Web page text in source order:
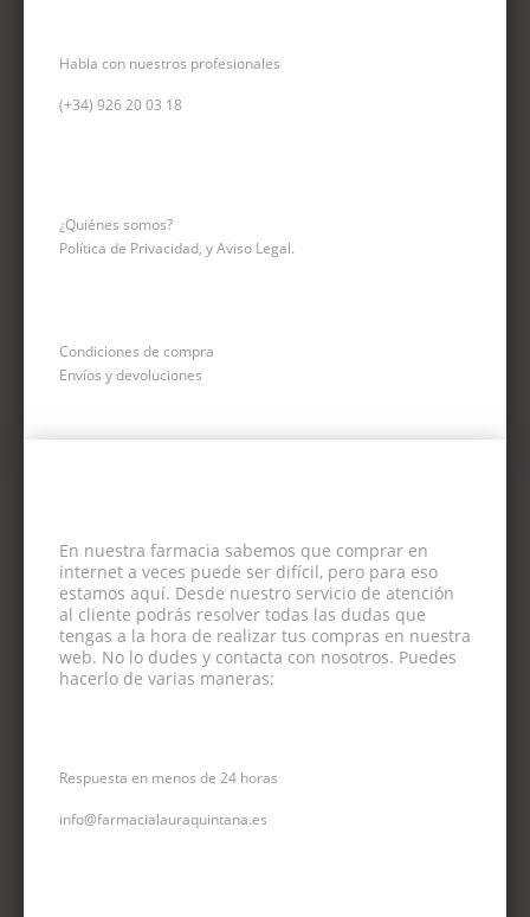
Habla con nuestros profesionales
(+34) 926 20 03 18
¿Quiénes somos?
Política de Privacidad, y Aviso Legal.
Condiciones de compra
Envíos y devoluciones
En nuestra farmacia sabemos que comprar en
internet a veces puede ser difícil, pero para eso
estamos aquí. Desde nuestro servicio de atención
al cliente podrás resolver todas las dudas que
tengas a la hora de realizar tus compras en nuestra
web. No lo dudes y contacta con nosotros. Puedes
hacerlo de varias maneras:
Respuesta en menos de 24 horas
info@farmacialauraquintana.es